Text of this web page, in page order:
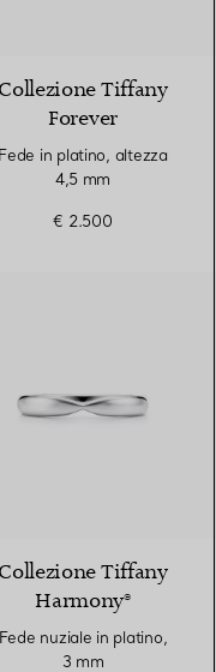
Collezione Tiffany
Forever
Fede in platino, altezza
4,5 mm
€ 2.500
Collezione Tiffany
Harmony®
Fede nuziale in platino,
3 mm